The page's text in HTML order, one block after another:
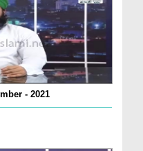
- 2021